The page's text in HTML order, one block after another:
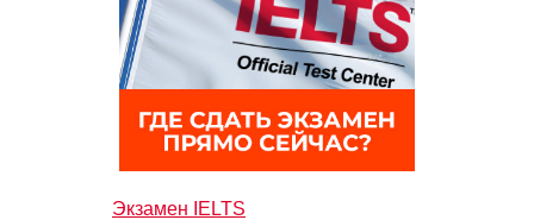
Экзамен IELTS